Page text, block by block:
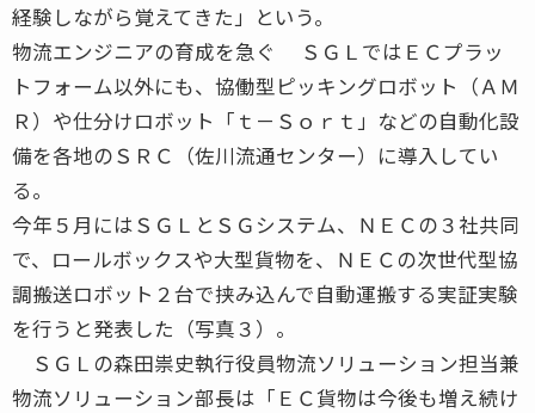
経験しながら覚えてきた」という。
物流エンジニアの育成を急ぐ ＳＧＬではＥＣプラッ
トフォーム以外にも、協働型ピッキングロボット（ＡＭ
Ｒ）や仕分けロボット「ｔ－Ｓｏｒｔ」などの自動化設
備を各地のＳＲＣ（佐川流通センター）に導入してい
る。
今年５月にはＳＧＬとＳＧシステム、ＮＥＣの３社共同
で、ロールボックスや大型貨物を、ＮＥＣの次世代型協
調搬送ロボット２台で挟み込んで自動運搬する実証実験
を行うと発表した（写真３）。
ＳＧＬの森田祟史執行役員物流ソリューション担当兼
物流ソリューション部長は「ＥＣ貨物は今後も増え続け